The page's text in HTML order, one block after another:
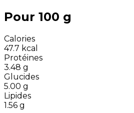
Pour 100 g
Calories
47.7 kcal
Protéines
3.48 g
Glucides
5.00 g
Lipides
1.56 g